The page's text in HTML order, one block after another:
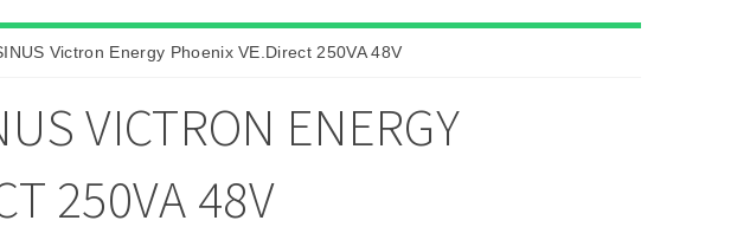
Victron Energy Phoenix VE.Direct 250VA 48V
VICTRON ENERGY
250VA 48V